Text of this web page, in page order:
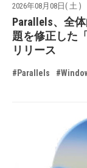
2026年08月08日( 土 )
Parallels、全
題を修正した
リリース
#Parallels